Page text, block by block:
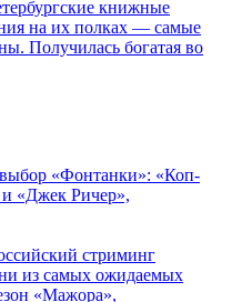
книжные
на их полках — самые
Получилась богатая во
выбор «Фонтанки»: «Коп-
и «Джек Ричер»,
стриминг
из самых ожидаемых
«Мажора»,